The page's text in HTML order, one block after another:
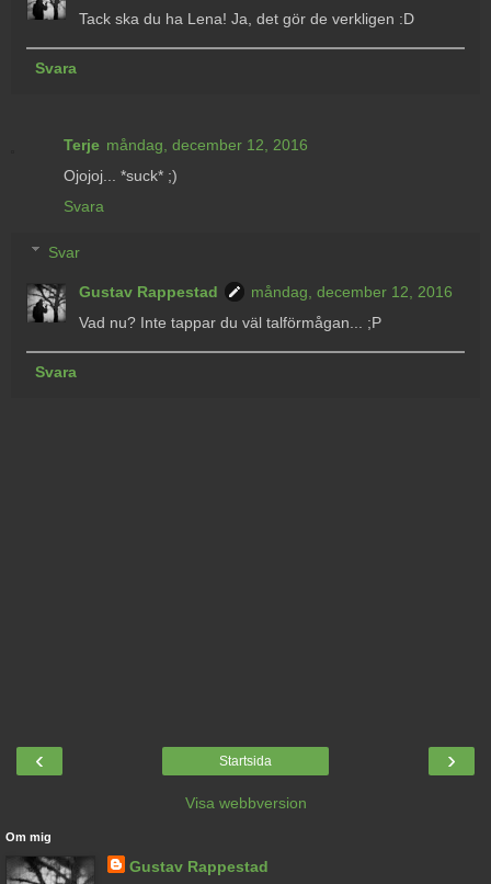
Tack ska du ha Lena! Ja, det gör de verkligen :D
Svara
Terje måndag, december 12, 2016
Ojojoj... *suck* ;)
Svara
Svar
Gustav Rappestad
måndag, december 12, 2016
Vad nu? Inte tappar du väl talförmågan... ;P
Svara
‹ ›
Startsida
Visa webbversion
Om mig
Gustav Rappestad